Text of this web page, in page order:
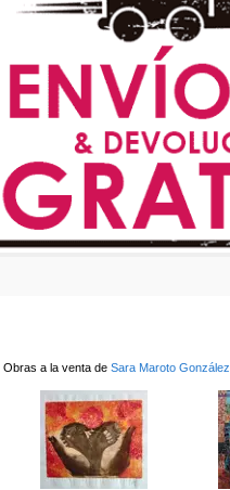
Obras a la venta de Sara Maroto González